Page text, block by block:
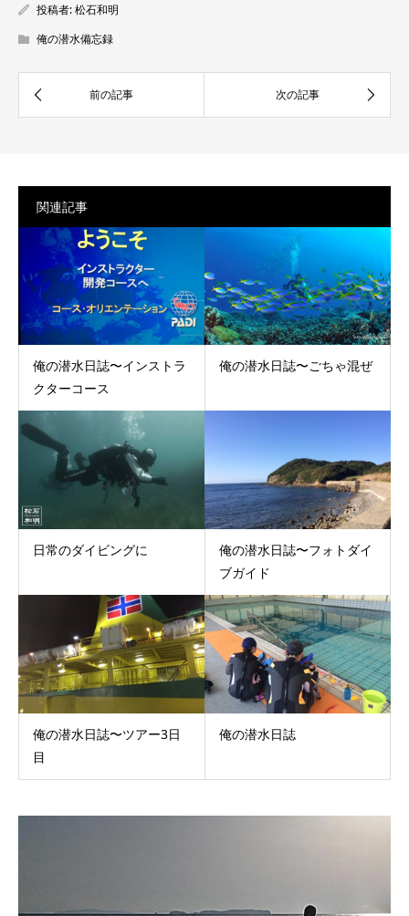
投稿者:松石和明
俺の潜水備忘録
関連記事
俺の潜水日誌〜インストラ
クターコース
俺の潜水日誌〜ごちゃ混ぜ
日常のダイビングに
俺の潜水日誌〜フォトダイ
ブガイド
俺の潜水日誌〜ツアー3日
目
俺の潜水日誌